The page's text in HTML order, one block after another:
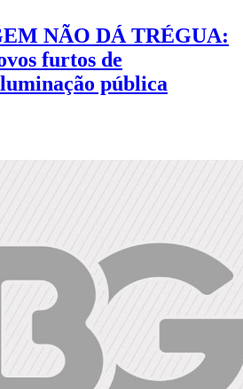
NÃO DÁ TRÉGUA:
furtos de
pública